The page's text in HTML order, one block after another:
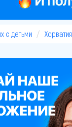
с детьми Хорватия